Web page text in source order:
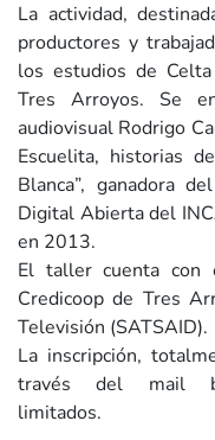
La actividad,
productores y
los estudios de
Tres Arroyos. Se
audiovisual Rodrigo
Escuelita, historias
Blanca”, ganadora
Digital Abierta del
en 2013.
El taller cuenta con
Credicoop de Tres
Televisión (SATSAID).
La inscripción,
través del mail
limitados.